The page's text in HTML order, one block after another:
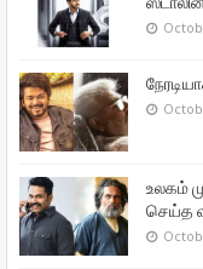
உலகம்
செய்த